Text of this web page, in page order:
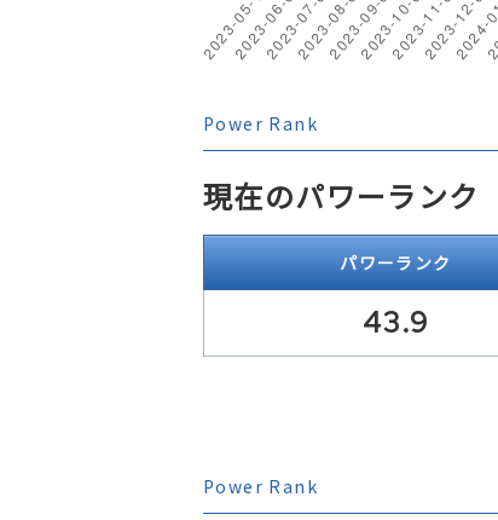
Power Rank
現在のパワーランク
パワーランク
43.9
Power Rank